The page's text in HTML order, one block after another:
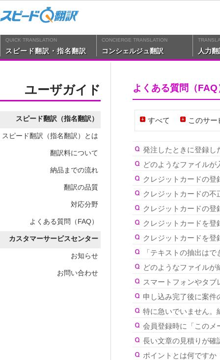
QUICK TRANSLATION
スピード翻訳・指名翻訳
CONCIERGE TRANSLATION
コンシェルジュ翻訳 人力
ユーザガイド
スピード翻訳（指名翻訳）
スピード翻訳（指名翻訳）とは
翻訳料について
納品までの流れ
翻訳の品質
対応分野
よくある質問（FAQ）
カスタマーサービスセンター
お知らせ
お問い合わせ
よくある質問（FAQ
すべて このサー
発注したときに登録し
どのようなファイルが
クレジットカードの登
クレジットカードの不
クレジットカードの
クレジットカードを
クレジットカードを
「テキストの抽出は
どのようなファイルが
スマートフォンやタ
申し込み完了後に案件
特に急いでいません。
会員登録時に「このメ
長い文章の見積りが確
ポイントとは何ですか